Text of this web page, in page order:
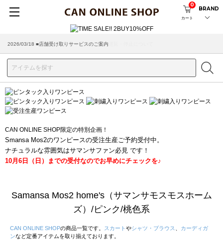
カート
0
BRAND
2026/03/18 ■店舗受け取りサービスのご案内
CAN ONLINE SHOP限定の特別企画！
Smansa Mos2のワンピースの受注生産ご予約受付中。
ナチュラルな雰囲気はサマンサファン必見 です！
10月6日（日）までの受付なのでお早めにチェックを♪
Samansa Mos2 home's（サマンサモスモスホーム
ズ）/ピンク/桃色系
CAN ONLINE SHOPの商品一覧です。 スカート やシャツ・ブラウス
カーディガ
ンなど定番アイテムを取り揃えております。